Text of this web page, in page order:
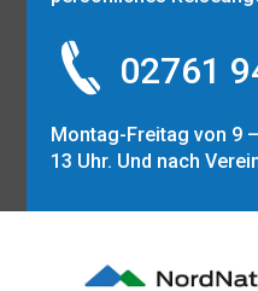
02761
Montag-Freitag von 9
13 Uhr. Und nach